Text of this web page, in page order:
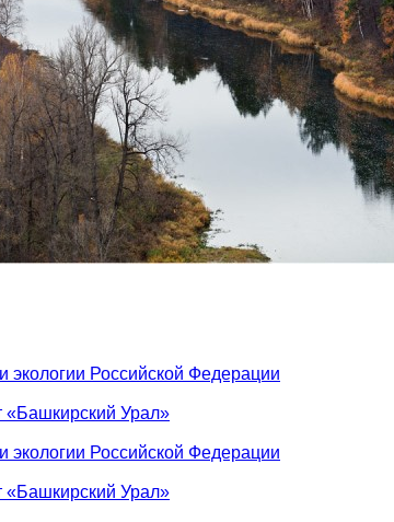
экологии Российской Федерации
«Башкирский Урал»
экологии Российской Федерации
«Башкирский Урал»